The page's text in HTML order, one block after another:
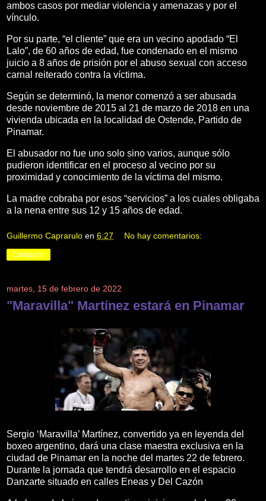
ambos casos por mediar violencia y amenazas y por el
vínculo.
Por su parte, “el cliente” que era un vecino apodado “El
Lalo”, de 60 años de edad, fue condenado en el mismo
juicio a 8 años de prisión por el abuso sexual con acceso
carnal reiterado contra la víctima.
Según se determinó, la menor comenzó a ser abusada
desde noviembre de 2015 al 21 de marzo de 2018 en una
vivienda ubicada en la localidad de Ostende, Partido de
Pinamar.
El abusador no fue uno solo sino varios, aunque sólo
pudieron identificar en el proceso al vecino por su
proximidad y conocimiento de la víctima del mismo.
La madre cobraba por esos “servicios” a los cuales obligaba
a la nena entre sus 12 y 15 años de edad.
Guillermo Caprarulo en 6:27 No hay comentarios:
Compartir
martes, 15 de febrero de 2022
"Maravilla" Martínez estará en Pinamar
Sergio ‘Maravilla’ Martínez, convertido ya en leyenda del
boxeo argentino, dará una clase maestra exclusiva en la
ciudad de Pinamar en la noche del martes 22 de febrero.
Durante la jornada que tendrá desarrollo en el espacio
Danzarte situado en calles Eneas y Del Cazón